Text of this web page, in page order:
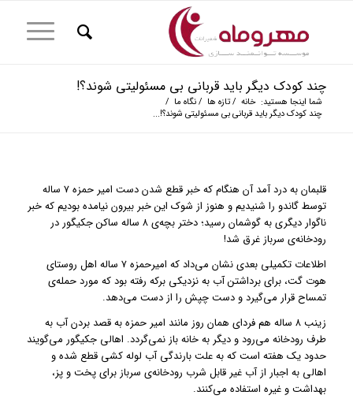
چند کودک دیگر باید قربانی بی مسئولیتی شوند؟!
شما اینجا هستید: خانه / تازه ها / نگاه ما /
چند کودک دیگر باید قربانی بی مسئولیتی شوند؟!...
قلبمان به درد آمد آن هنگام که خبر قطع شدن دست امیر حمزه ۷ ساله
توسط گاندو را شنیدیم و هنوز از شوک این خبر بیرون نیامده بودیم که خبر
ناگوار دیگری به گوشمان رسید؛ دختر بچه‌ی ۸ ساله ساکن جکیگور در
رودخانه‌ی سرباز غرق شد!
اطلاعات تکمیلی بعدی نشان می‌داد که امیرحمزه ۷ ساله اهل روستای
هوت گت، برای برداشتن آب به نزدیکی برکه رفته بود که مورد حمله‌ی
تمساح قرار می‌گیرد و دست چپش را از دست می‌دهد.
زینب ۸ ساله هم فردای همان روز مانند امیر حمزه به قصد بردن آب به
طرف رودخانه می‌رود و دیگر به خانه باز نمی‌گردد. اهالی جکیگور می‌گویند
حدود یک هفته است که به علت بارندگی آب لوله کشی قطع شده و
اهالی به اجبار از آب غیر قابل شرب رودخانه‌ی سرباز برای پخت و پز،
بهداشت و غیره استفاده می‌کنند.